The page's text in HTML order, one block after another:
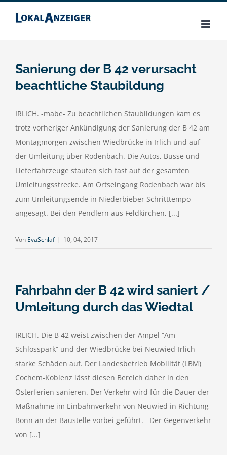
Inhalt
Sanierung der B 42 verursacht
beachtliche Staubildung
IRLICH. -mabe- Zu beachtlichen Staubildungen kam es
trotz vorheriger Ankündigung der Sanierung der B 42 am
Montagmorgen zwischen Wiedbrücke in Irlich und auf
der Umleitung über Rodenbach. Die Autos, Busse und
Lieferfahrzeuge stauten sich fast auf der gesamten
Umleitungsstrecke. Am Ortseingang Rodenbach war bis
zum Umleitungsende in Niederbieber Schritttempo
angesagt. Bei den Pendlern aus Feldkirchen, [...]
Von EvaSchlaf | 10, 04, 2017
Fahrbahn der B 42 wird saniert /
Umleitung durch das Wiedtal
IRLICH. Die B 42 weist zwischen der Ampel “Am
Schlosspark“ und der Wiedbrücke bei Neuwied-Irlich
starke Schäden auf. Der Landesbetrieb Mobilität (LBM)
Cochem-Koblenz lässt diesen Bereich daher in den
Osterferien sanieren. Der Verkehr wird für die Dauer der
Maßnahme im Einbahnverkehr von Neuwied in Richtung
Bonn an der Baustelle vorbei geführt. Der Gegenverkehr
von [...]